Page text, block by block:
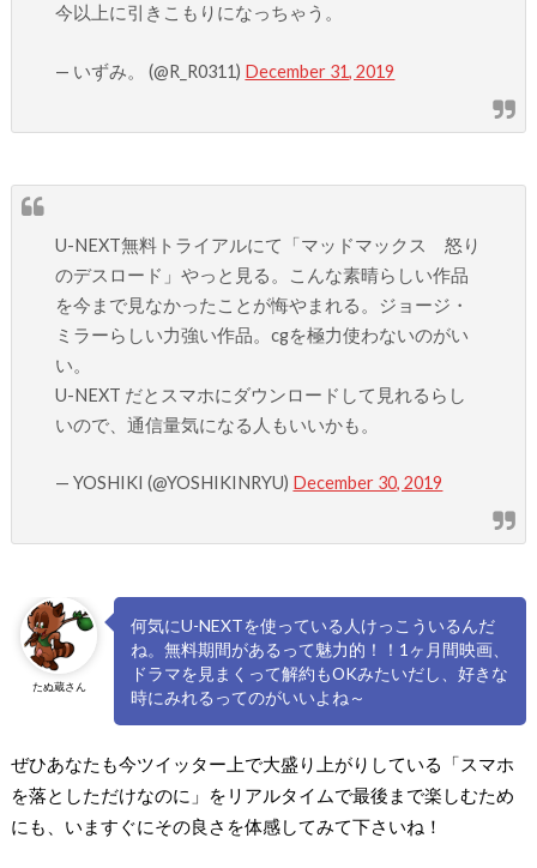
今以上に引きこもりになっちゃう。
— いずみ。 (@R_R0311) December 31, 2019
U-NEXT無料トライアルにて「マッドマックス 怒り
のデスロード」やっと見る。こんな素晴らしい作品
を今まで見なかったことが悔やまれる。ジョージ・
ミラーらしい力強い作品。cgを極力使わないのがい
い。
U-NEXT だとスマホにダウンロードして見れるらし
いので、通信量気になる人もいいかも。
— YOSHIKI (@YOSHIKINRYU) December 30, 2019
たぬ蔵さん
何気にU-NEXTを使っている人けっこういるんだ
ね。無料期間があるって魅力的！！1ヶ月間映画、
ドラマを見まくって解約もOKみたいだし、好きな
時にみれるってのがいいよね～
ぜひあなたも今ツイッター上で大盛り上がりしている「スマホ
を落としただけなのに」をリアルタイムで最後まで楽しむため
にも、いますぐにその良さを体感してみて下さいね！